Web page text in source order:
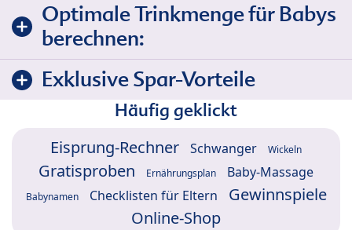
Optimale Trinkmenge für Babys
berechnen:
Exklusive Spar-Vorteile
Häufig geklickt
Eisprung-Rechner Schwanger Wickeln
Gratisproben Ernährungsplan Baby-Massage
Babynamen Checklisten für Eltern
Gewinnspiele
Online-Shop